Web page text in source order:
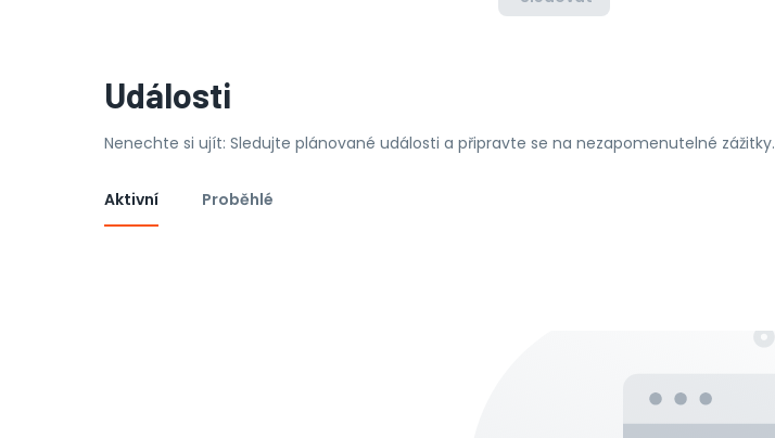
Události
Nenechte si ujít: Sledujte plánované události a připravte se na nezapomenutelné zážitky.
Aktivní Proběhlé